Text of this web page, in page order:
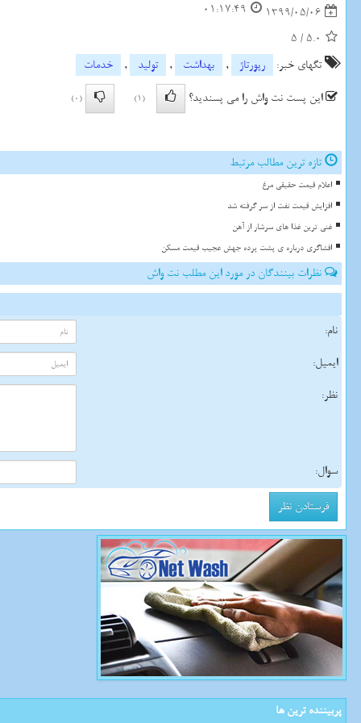
1399/05/06
01:17:49
5.0
/
5
تگهای خبر:
رپورتاژ , بهداشت , تولید ,
خدمات
این پست نت واش را می پسندید؟
(1)
(0)
تازه ترین مطالب مرتبط
اعلام قیمت حقیقی مرغ
افزایش قیمت نفت از سر گرفته شد
غنی ترین غذا های سرشار از آهن
افشاگری درباره ی پشت پرده جهش عجیب قیمت مسکن
نظرات بینندگان در مورد این مطلب نت واش
نام:
ایمیل:
نظر:
سوال:
پربیننده ترین ها